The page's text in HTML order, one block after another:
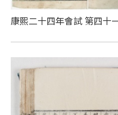
康熙二十四年會試 第四十